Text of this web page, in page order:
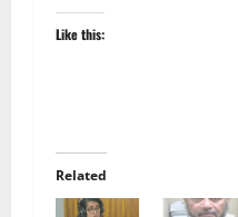
Like this:
Related